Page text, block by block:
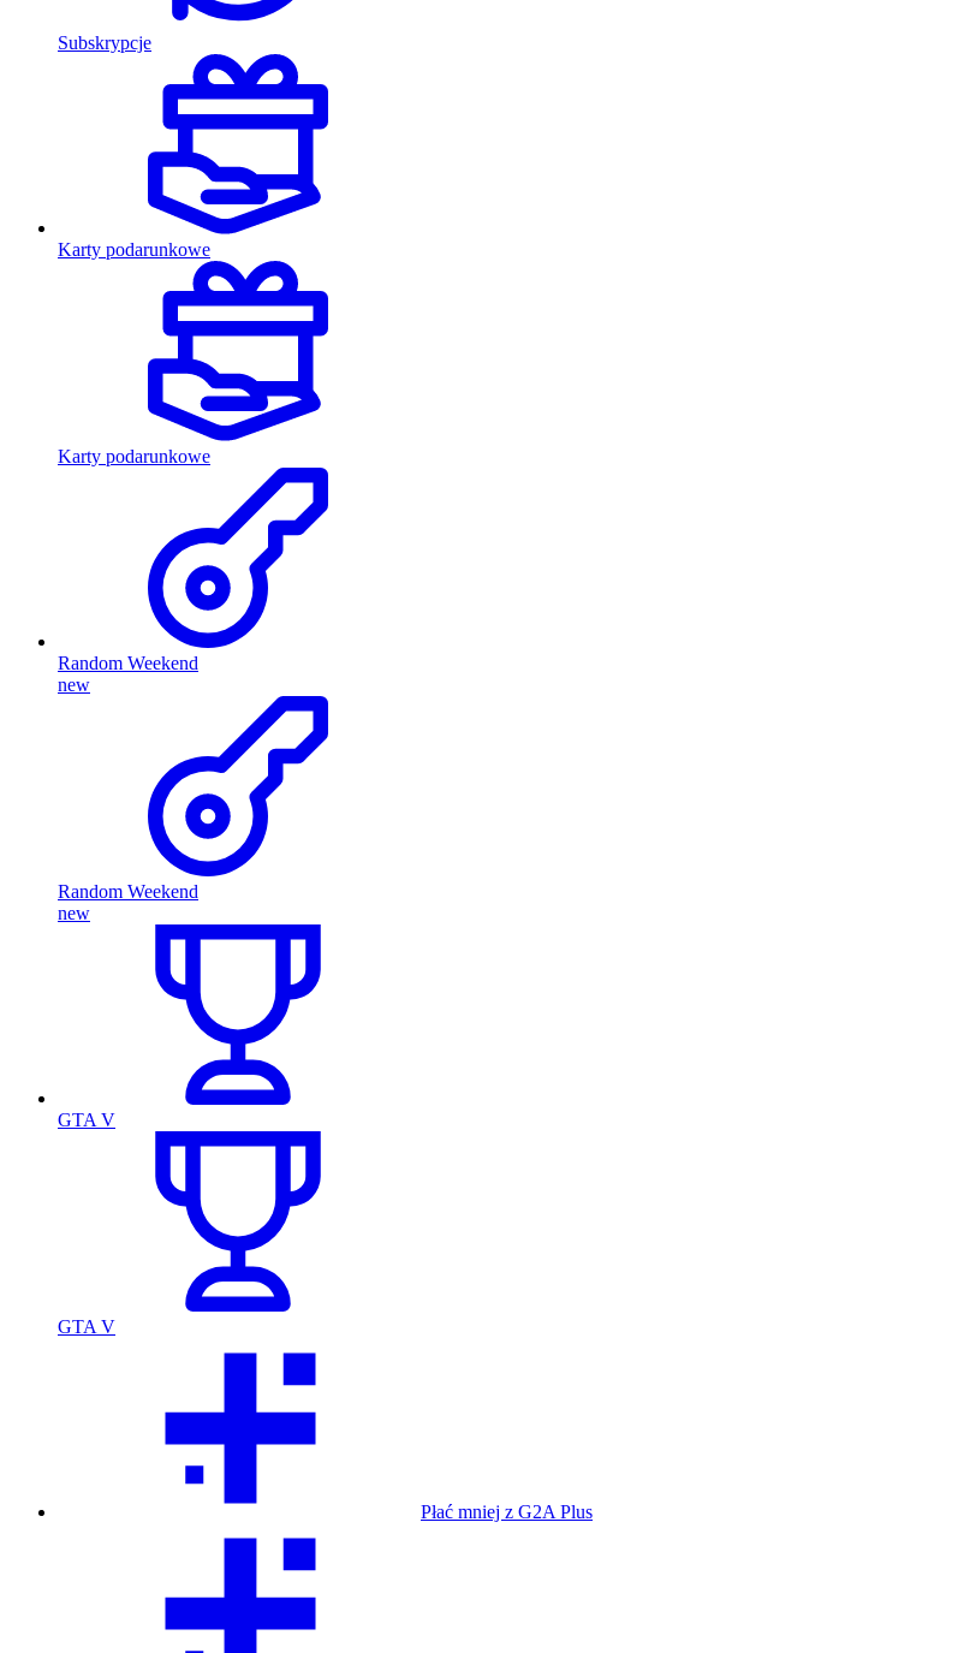
Subskrypcje
Karty podarunkowe
Karty podarunkowe
Random Weekend
new
Random Weekend
new
GTA V
GTA V
Płać mniej z G2A Plus